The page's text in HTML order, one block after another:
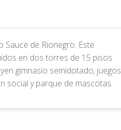
de Rionegro. Este
en dos torres de 15 pisos
gimnasio semidotado, juegos
social y parque de mascotas.